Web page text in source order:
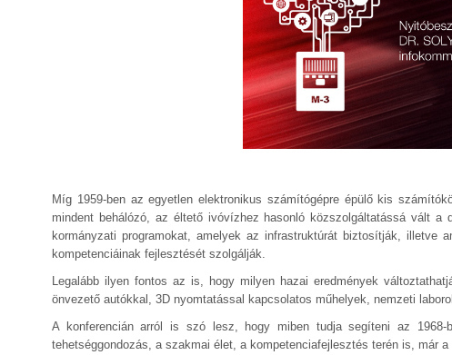
Míg 1959-ben az egyetlen elektronikus számítógépre épülő kis
mindent behálózó, az éltető ivóvízhez hasonló közszolgáltatássá vált
kormányzati programokat, amelyek az infrastruktúrát biztosítják,
kompetenciáinak fejlesztését szolgálják.
Legalább ilyen fontos az is, hogy milyen hazai eredmények
önvezető autókkal, 3D nyomtatással kapcsolatos műhelyek, nemzeti
A konferencián arról is szó lesz, hogy miben tudja segíteni az
tehetséggondozás, a szakmai élet, a kompetenciafejlesztés terén is, már a